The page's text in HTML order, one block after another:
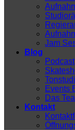
Jam
Blog
Podcast
Events
Das
Kontakt